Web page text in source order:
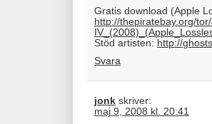
Gratis download (Apple
http://thepiratebay.org/
Stöd artisten: http://
Svara
jonk skriver:
maj 9, 2008 kl. 20:41